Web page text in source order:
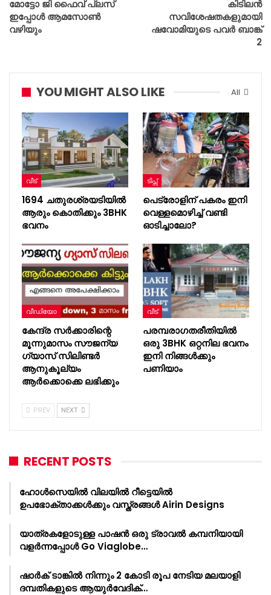
മോട്ടോ ജി ഫൈവ് പ്ലസ്‌
ഇപ്പോള്‍ ആമസോണ്‍
വഴിയും
കിടിലൻ
സവിശേഷതകളുമായി
ഷവോമിയുടെ പവർ ബാങ്ക്
2
All
YOU MIGHT ALSO LIKE
വീട്
1694 ചതുരശ്രയടിയിൽ
ആരും കൊതിക്കും 3BHK
ഭവനം
ടിപ്സ്
പെട്രോളിന് പകരം ഇനി
വെള്ളമൊഴിച്ച് വണ്ടി
ഓടിച്ചാലോ?
വീഡിയോ
കേന്ദ്ര സർക്കാരിന്റെ
മൂന്നുമാസം സൗജന്യ
ഗ്യാസ് സിലിണ്ടർ
ആനുകൂല്യം
ആർക്കൊക്കെ ലഭിക്കും
വീട്
പരമ്പരാഗതരീതിയിൽ
ഒരു 3BHK ഒറ്റനില ഭവനം
ഇനി നിങ്ങൾക്കും
പണിയാം
PREV NEXT
RECENT POSTS
ഹോൾസെയിൽ വിലയിൽ റീട്ടെയിൽ
ഉപഭോക്താക്കൾക്കും വസ്ത്രങ്ങൾ Airin Designs
യാത്രകളോടുള്ള പാഷൻ ഒരു ട്രാവൽ കമ്പനിയായി
വളർന്നപ്പോൾ Go Viaglobe…
ഷാർക്‌ ടാങ്കിൽ നിന്നും 2 കോടി രൂപ നേടിയ മലയാളി
ദമ്പതികളുടെ ആയുർവേദിക്…